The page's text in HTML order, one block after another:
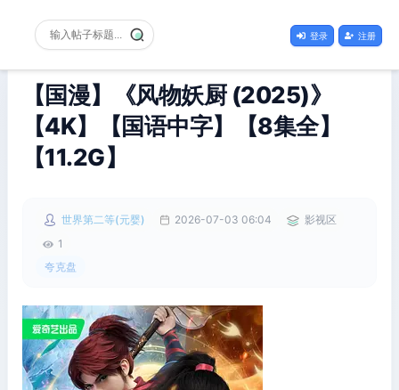
登录 注册
【国漫】《风物妖厨 (2025)》
【4K】【国语中字】【8集全】
【11.2G】
世界第二等(元婴) 2026-07-03 06:04
影视区
1
夸克盘